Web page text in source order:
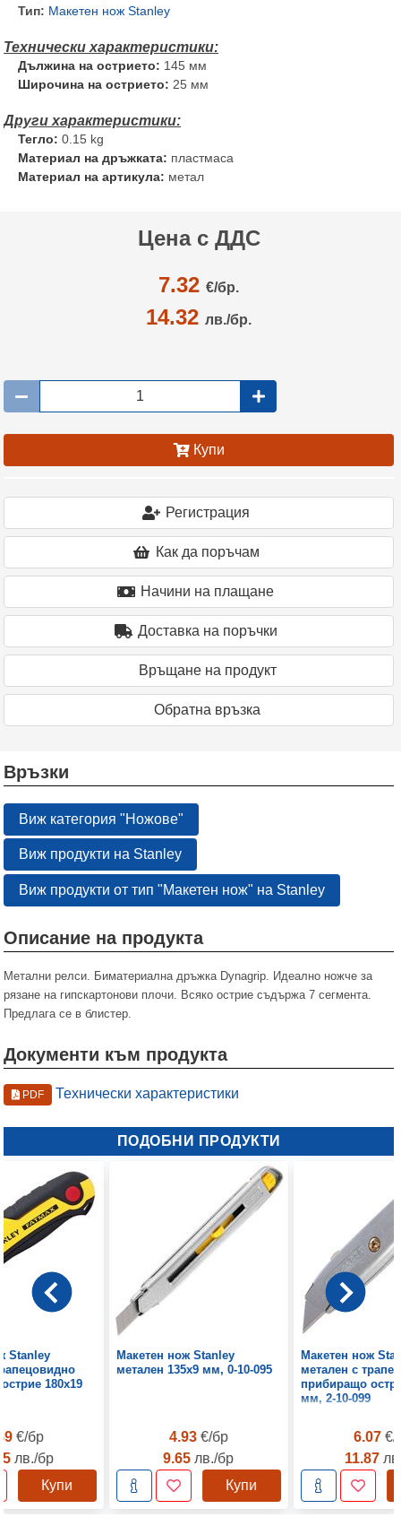
Тип: Макетен нож Stanley
Дължина на острието: 145 мм
Широчина на острието: 25 мм
Тегло: 0.15 kg
Материал на дръжката: пластмаса
Материал на артикула: метал
Цена с ДДС
7.32 €/бр.
14.32 лв./бр.
Купи
Регистрация
Как да поръчам
Начини на плащане
Доставка на поръчки
Връщане на продукт
Oбратна връзка
Връзки
Виж категория "Ножове"
Виж продукти на Stanley
Виж продукти от тип "Макетен нож" на Stanley
Описание на продукта
Метални релси. Биматериална дръжка Dynagrip. Идеално ножче за
рязане на гипскартонови плочи. Всяко острие съдържа 7 сегмента.
Предлага се в блистер.
Документи към продукта
PDF Технически характеристики
ПОДОБНИ ПРОДУКТИ
Stanley
180х19
€/бр
лв./бр
Купи
Макетен нож Stanley
метален 135х9 мм, 0-10-095
4.93 €/бр
9.65 лв./бр
Купи
Макетен нож
метален с
прибиращо
мм, 2-10-099
6.07€/
11.87